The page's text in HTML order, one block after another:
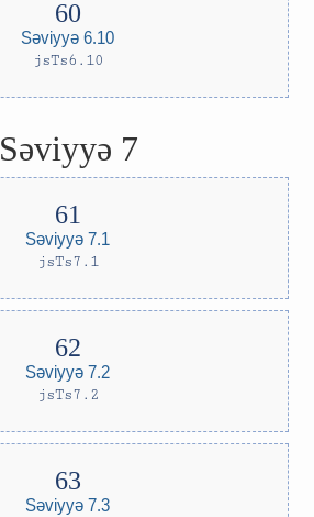
Səviyyə 6.10
jsTs6.10
Səviyyə 7
Səviyyə 7.1
jsTs7.1
Səviyyə 7.2
jsTs7.2
Səviyyə 7.3